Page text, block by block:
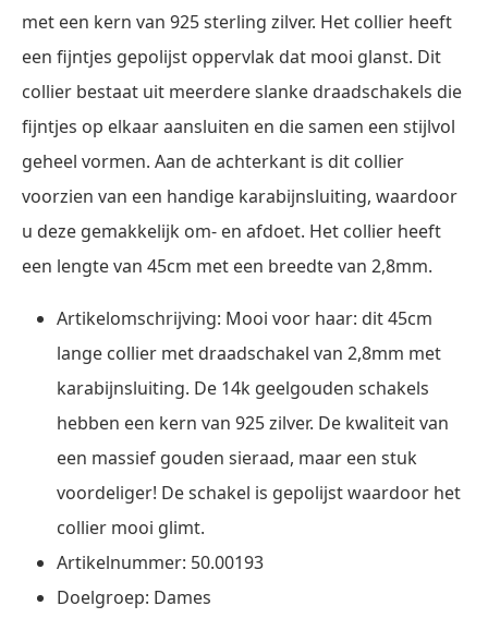
met een kern van 925 sterling zilver. Het collier heeft
een fijntjes gepolijst oppervlak dat mooi glanst. Dit
collier bestaat uit meerdere slanke draadschakels die
fijntjes op elkaar aansluiten en die samen een stijlvol
geheel vormen. Aan de achterkant is dit collier
voorzien van een handige karabijnsluiting, waardoor
u deze gemakkelijk om- en afdoet. Het collier heeft
een lengte van 45cm met een breedte van 2,8mm.
Artikelomschrijving: Mooi voor haar: dit 45cm
lange collier met draadschakel van 2,8mm met
karabijnsluiting. De 14k geelgouden schakels
hebben een kern van 925 zilver. De kwaliteit van
een massief gouden sieraad, maar een stuk
voordeliger! De schakel is gepolijst waardoor het
collier mooi glimt.
Artikelnummer: 50.00193
Doelgroep: Dames